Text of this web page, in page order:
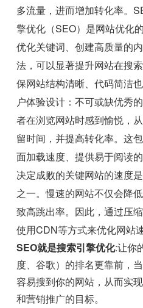
多流量，进而增加转化率。
擎优化（SEO）是网站优化
优化关键词、创建高质量的
法，可以显著提升网站在搜
保网站结构清晰、代码简洁
户体验设计：不可或缺优秀
者在浏览网站时感到愉悦，
留时间，并提高转化率。这
面加载速度、提供易于阅读
决定成败的关键网站的速度
之一。慢速的网站不仅会降
致高跳出率。因此，通过压
使用CDN等方式来优化网站
SEO就是搜索引擎优化:让你
度、谷歌）的排名更靠前，
容易搜到你的网站，从而实
和营销推广的目标。